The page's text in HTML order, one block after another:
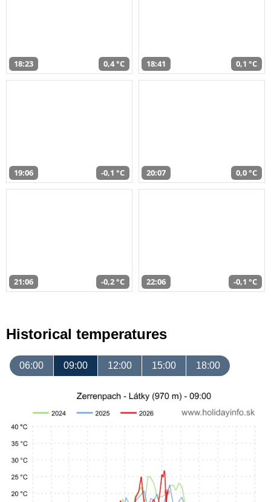
18:23 0,4 °C 18:41 0,1 °C
19:06 -0,1 °C 20:07 0,0 °C
21:06 -0,2 °C 22:06 -0,1 °C
Historical temperatures
06:00 09:00 12:00 15:00 18:00